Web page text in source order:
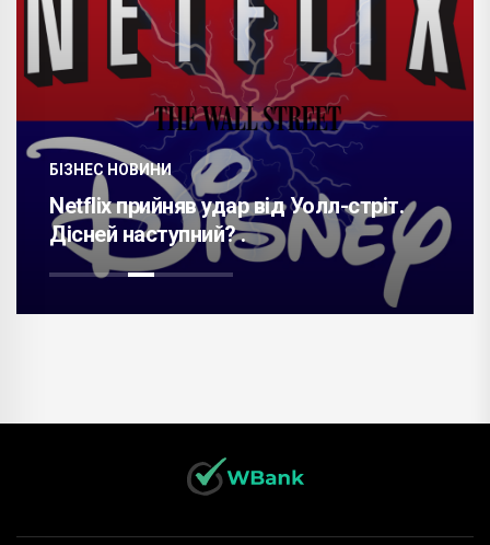
БІЗНЕС НОВИНИ
Netflix прийняв удар від Уолл-стріт.
Дісней наступний? .